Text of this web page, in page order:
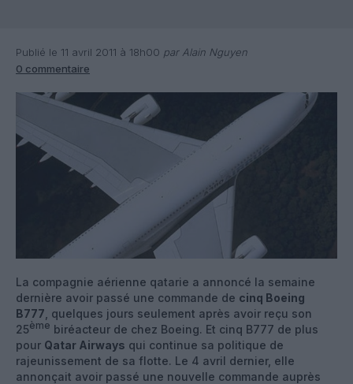
Publié le 11 avril 2011 à 18h00 par Alain Nguyen
0 commentaire
La compagnie aérienne qatarie a annoncé la semaine
dernière avoir passé une commande de cinq Boeing
B777 , quelques jours seulement après avoir reçu son
25ème biréacteur de chez Boeing. Et cinq B777 de plus
pour Qatar Airways qui continue sa politique de
rajeunissement de sa flotte. Le 4 avril dernier, elle
annonçait avoir passé une nouvelle commande auprès